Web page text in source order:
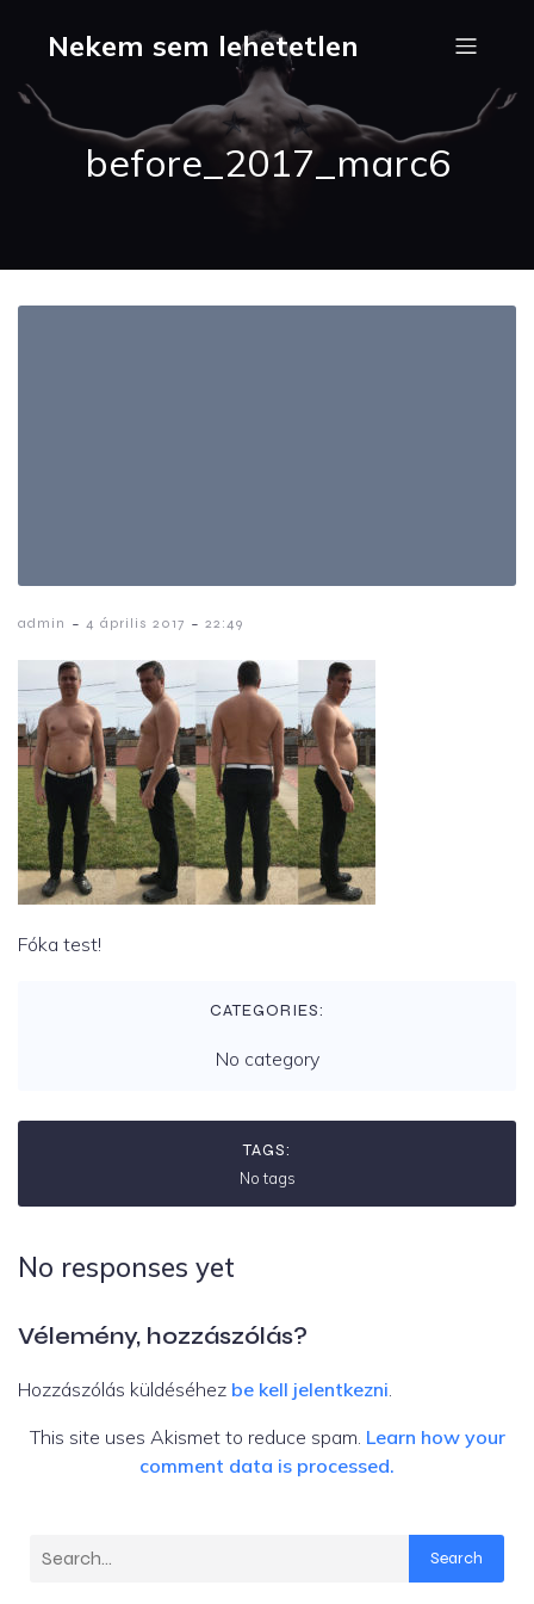
Nekem sem lehetetlen
before_2017_marc6
admin - 4 április 2017 - 22:49
Fóka test!
CATEGORIES:
No category
TAGS:
No tags
No responses yet
Vélemény, hozzászólás?
Hozzászólás küldéséhez be kell jelentkezni
This site uses Akismet to reduce spam. Learn how your
comment data is processed.
Search